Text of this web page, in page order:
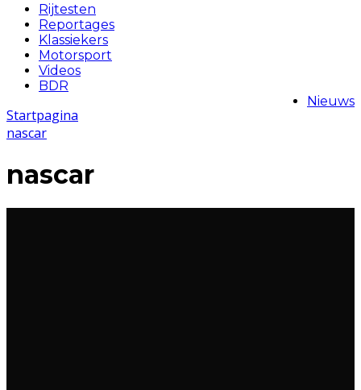
Rijtesten
Reportages
Klassiekers
Motorsport
Videos
BDR
Nieuws
Startpagina
nascar
nascar